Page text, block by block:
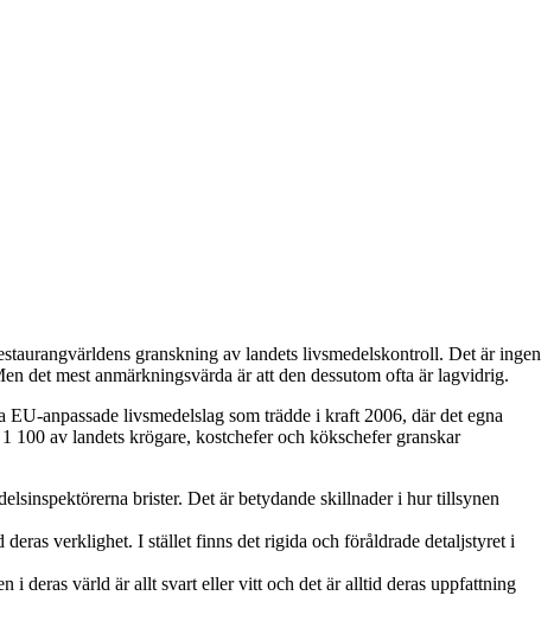
granskning av landets livsmedelskontroll. Det är ingen
det mest anmärkningsvärda är att den dessutom ofta är lagvidrig.
anpassade livsmedelslag som trädde i kraft 2006, där det egna
av landets krögare, kostchefer och kökschefer granskar
brister. Det är betydande skillnader i hur tillsynen
verklighet. I stället finns det rigida och föråldrade detaljstyret i
i deras värld är allt svart eller vitt och det är alltid deras uppfattning